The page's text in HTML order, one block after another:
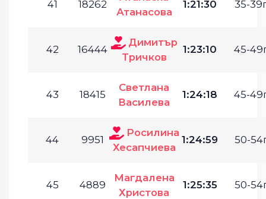
41 18262
Атанасова
1:21:30 35-
42 16444
Димитър
Тричков
1:23:10 45-
43 18415
Светлана
Василева
1:24:18 45-
44 9951
Росилина
Хесапчиева
1:24:59 50-
45 4889
Магдалена
Христова
1:25:35 50-